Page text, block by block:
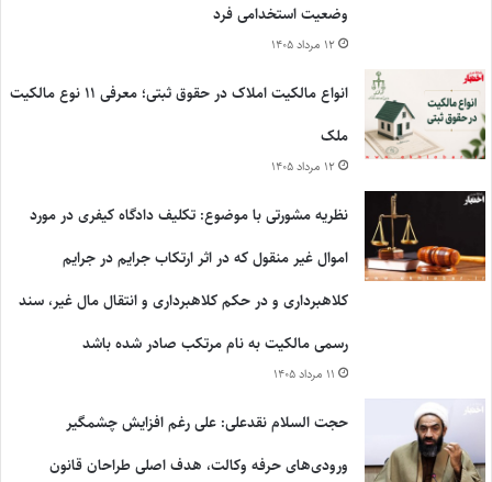
وضعیت استخدامی فرد
۱۲ مرداد ۱۴۰۵
انواع مالکیت املاک در حقوق ثبتی؛ معرفی ۱۱ نوع مالکیت
ملک
۱۲ مرداد ۱۴۰۵
نظریه مشورتی با موضوع: تکلیف دادگاه کیفری در مورد
اموال غیر منقول که در اثر ارتکاب جرایم در جرایم
کلاهبرداری و در حکم کلاهبرداری و انتقال مال غیر، سند
رسمی مالکیت به نام مرتکب صادر شده باشد
۱۱ مرداد ۱۴۰۵
حجت السلام نقدعلی: علی رغم افزایش چشمگیر
ورودی‌های حرفه وکالت، هدف اصلی طراحان قانون